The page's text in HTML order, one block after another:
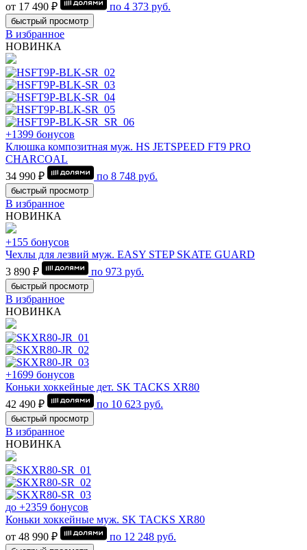
от 17 490 ₽
по 4 373 руб.
быстрый просмотр
В избранное
НОВИНКА
+1399 бонусов
Клюшка композитная муж. HS JETSPEED FT9 PRO
CHARCOAL
34 990 ₽
по 8 748 руб.
быстрый просмотр
В избранное
НОВИНКА
+155 бонусов
Чехлы для лезвий муж. EASY STEP SKATE GUARD
3 890 ₽
по 973 руб.
быстрый просмотр
В избранное
НОВИНКА
+1699 бонусов
Коньки хоккейные дет. SK TACKS XR80
42 490 ₽
по 10 623 руб.
быстрый просмотр
В избранное
НОВИНКА
до +2359 бонусов
Коньки хоккейные муж. SK TACKS XR80
от 48 990 ₽
по 12 248 руб.